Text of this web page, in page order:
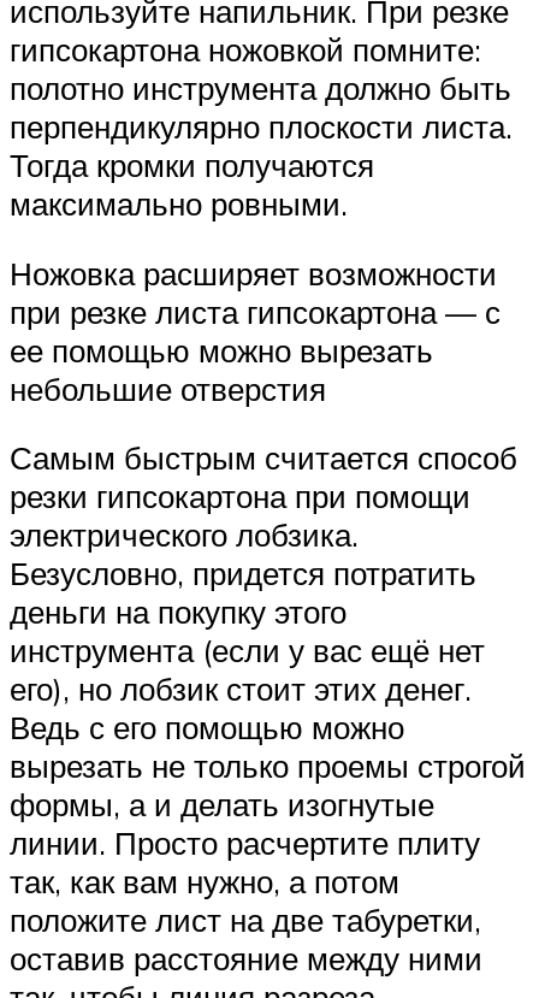
используйте напильник. При резке
гипсокартона ножовкой помните:
полотно инструмента должно быть
перпендикулярно плоскости листа.
Тогда кромки получаются
максимально ровными.
Ножовка расширяет возможности
при резке листа гипсокартона — с
ее помощью можно вырезать
небольшие отверстия
Самым быстрым считается способ
резки гипсокартона при помощи
электрического лобзика.
Безусловно, придется потратить
деньги на покупку этого
инструмента (если у вас ещё нет
его), но лобзик стоит этих денег.
Ведь с его помощью можно
вырезать не только проемы строгой
формы, а и делать изогнутые
линии. Просто расчертите плиту
так, как вам нужно, а потом
положите лист на две табуретки,
оставив расстояние между ними